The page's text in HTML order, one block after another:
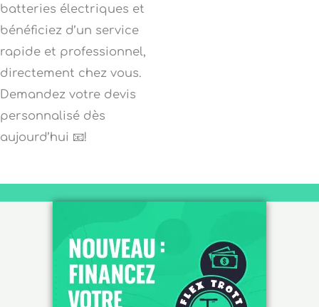
batteries électriques et
bénéficiez d’un service
rapide et professionnel,
directement chez vous.
Demandez votre devis
personnalisé dès
aujourd’hui 📧!